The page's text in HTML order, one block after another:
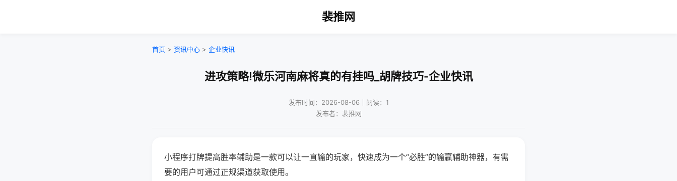
裴推网
首页 > 资讯中心 > 企业快讯
进攻策略!微乐河南麻将真的有挂吗_胡牌技巧-企业快讯
发布时间：2026-08-06｜阅读：1
发布者：裴推网
小程序打牌提高胜率辅助是一款可以让一直输的玩家，快速成为一个“必胜”的输赢辅助神器，有需
要的用户可通过正规渠道获取使用。